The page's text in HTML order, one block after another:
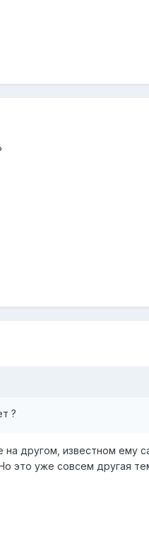
?
другом, известном ему
это уже совсем другая